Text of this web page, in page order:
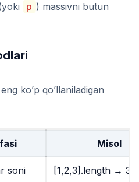
p ) massivni butun
ko’p qo’llaniladigan
Misol
soni [1,2,3].length → 3